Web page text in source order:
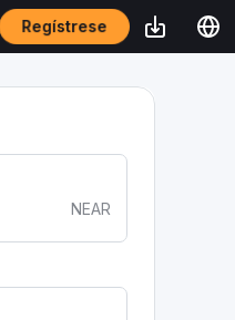
Regístrese
NEAR